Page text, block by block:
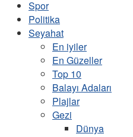
Spor
Politika
Seyahat
En iyiler
En Güzeller
Top 10
Balayı Adaları
Plajlar
Gezi
Dünya